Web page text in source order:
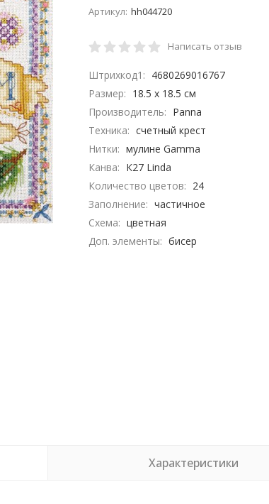
Артикул: hh044720
Написать отзыв
Штрихкод1: 4680269016767
Размер: 18.5 x 18.5 см
Производитель: Panna
Техника: счетный крест
Нитки: мулине Gamma
Канва: К27 Linda
Количество цветов: 24
Заполнение: частичное
Схема: цветная
Доп. элементы: бисер
Характеристики